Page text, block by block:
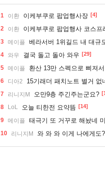
1 이환 이케부쿠로 팝업행사장 [4]
2 이환 이케부쿠로 팝업행사 코스프
3 메이플 베라서버 1위길드 내 대규모
4 와우 결국 돌고 돌아 와우 [29]
5 메이플 환산 13만 스펙으로 삐져서 매주 수
6 디아2 15기래더 패치노트 별거 없
7 리니지M 오만9층 주긴주는군요?
8 LoL 오늘 티한전 요약뜸 [14]
9 메이플 태극기 또 거꾸로 해놨네
10 리니지M 와 와 와 이게 나에게도?